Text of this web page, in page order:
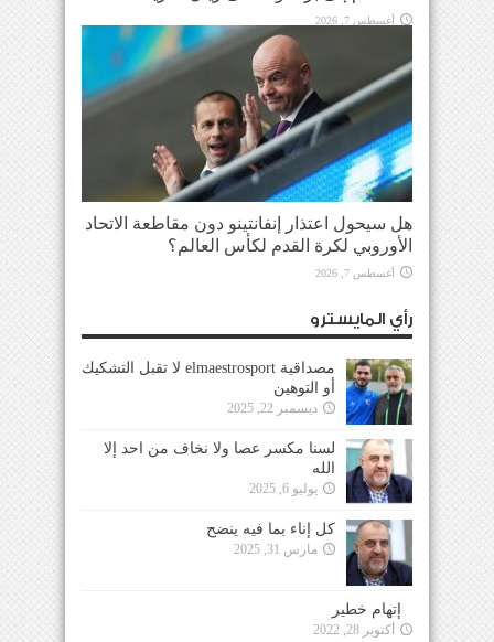
أغسطس 7, 2026
هل سيحول اعتذار إنفانتينو دون مقاطعة الاتحاد
الأوروبي لكرة القدم لكأس العالم؟
أغسطس 7, 2026
رأي المايسترو
مصداقية elmaestrosport لا تقبل التشكيك
أو التوهين
ديسمبر 22, 2025
لسنا مكسر عصا ولا نخاف من احد إلا
الله
يوليو 6, 2025
كل إناء بما فيه ينضح
مارس 31, 2025
إتهام خطير
أكتوبر 28, 2022